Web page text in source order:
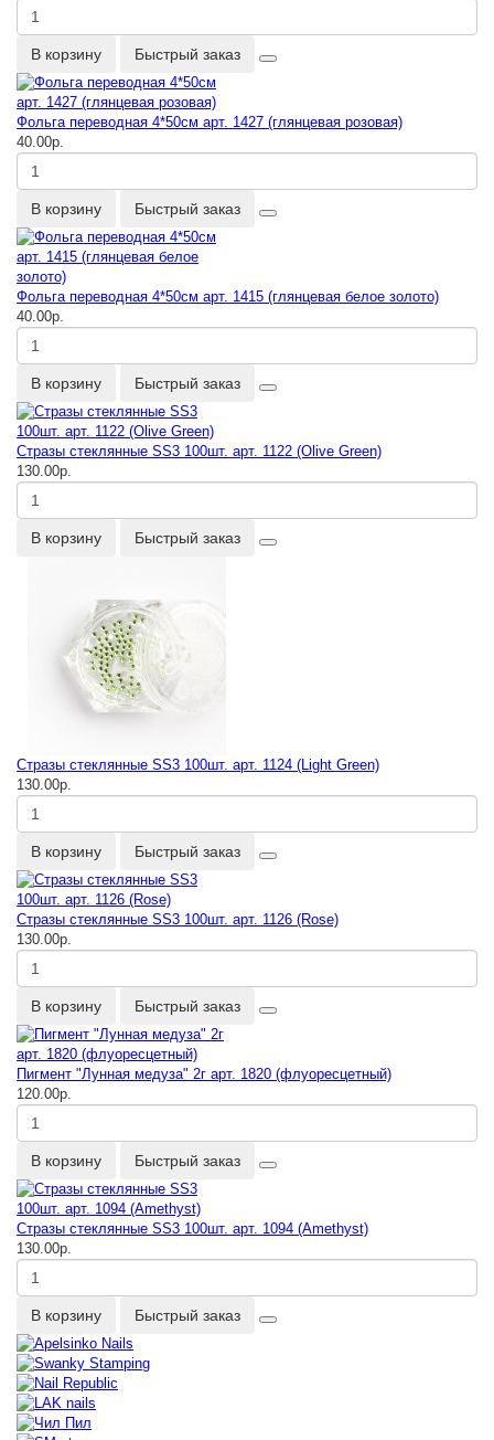
В корзину Быстрый заказ
Фольга переводная 4*50см арт. 1427 (глянцевая розовая)
40.00р.
В корзину Быстрый заказ
Фольга переводная 4*50см арт. 1415 (глянцевая белое золото)
40.00р.
В корзину Быстрый заказ
Стразы стеклянные SS3 100шт. арт. 1122 (Olive Green)
130.00р.
В корзину Быстрый заказ
Стразы стеклянные SS3 100шт. арт. 1124 (Light Green)
130.00р.
В корзину Быстрый заказ
Стразы стеклянные SS3 100шт. арт. 1126 (Rose)
130.00р.
В корзину Быстрый заказ
Пигмент "Лунная медуза" 2г арт. 1820 (флуоресцетный)
120.00р.
В корзину Быстрый заказ
Стразы стеклянные SS3 100шт. арт. 1094 (Amethyst)
130.00р.
В корзину Быстрый заказ